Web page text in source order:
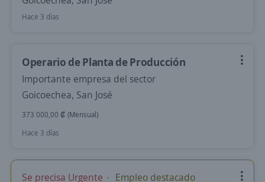
Hace 3 días
Operario de Planta de Producción
Importante empresa del sector
Goicoechea, San José
373 000,00 ₡ (Mensual)
Hace 3 días
Se precisa Urgente Empleo destacado